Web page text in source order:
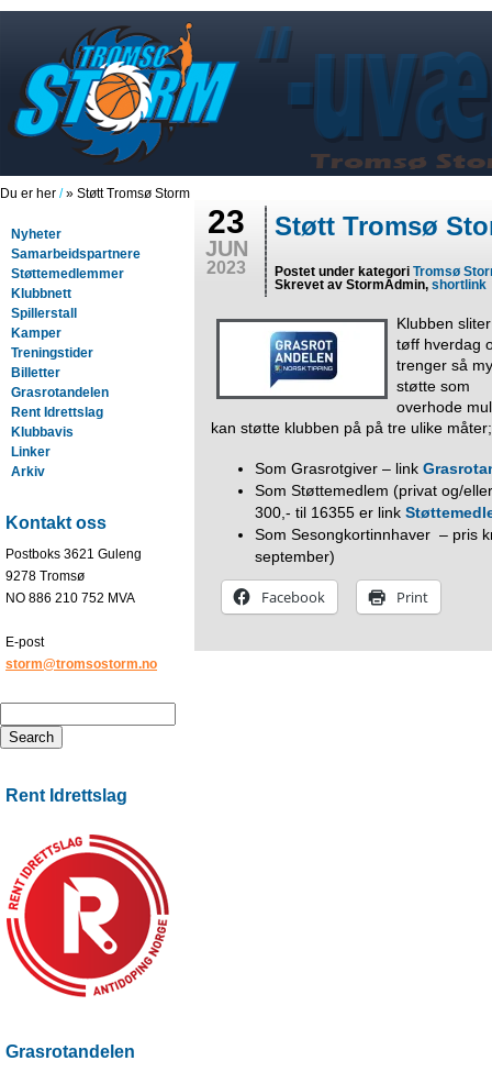
Du er her /» Støtt Tromsø Storm
Nyheter
Samarbeidspartnere
Støttemedlemmer
Klubbnett
Spillerstall
Kamper
Treningstider
Billetter
Grasrotandelen
Rent Idrettslag
Klubbavis
Linker
Arkiv
Kontakt oss
Postboks 3621 Guleng
9278 Tromsø
NO 886 210 752 MVA
E-post
storm@tromsostorm.no
Rent Idrettslag
Grasrotandelen
23
JUN
2023
Støtt Tromsø
Postet under kategoriTromsø
Skrevet av StormAdmin,shortlink
Klubben
tøff hverdag
trenger så
støtte som
overhode
kan støtte klubben på på tre ulike måter;
Som Grasrotgiver – link
Som Støttemedlem (privat og/
300,- til 16355 er link
Som Sesongkortinnhaver – pris
september)
Facebook Print